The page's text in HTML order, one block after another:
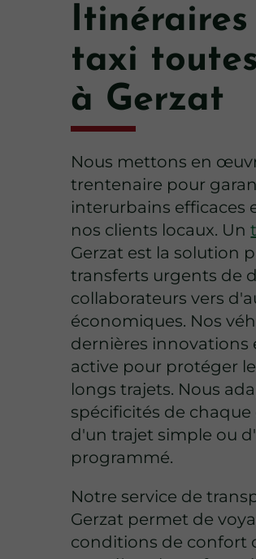
taxi
à Gerzat
Nous mettons en
trentenaire pour
interurbains efficaces
nos clients locaux. Un
Gerzat est la solution
transferts urgents de
collaborateurs vers
économiques. Nos
dernières innovations
active pour protéger
longs trajets. Nous
spécificités de
d'un trajet simple ou
programmé.
Notre service de
Gerzat permet de
conditions de confort